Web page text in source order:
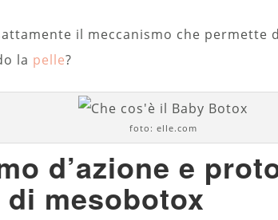
il meccanismo che permette
la pelle?
foto: elle.com
d’azione e
mesobotox